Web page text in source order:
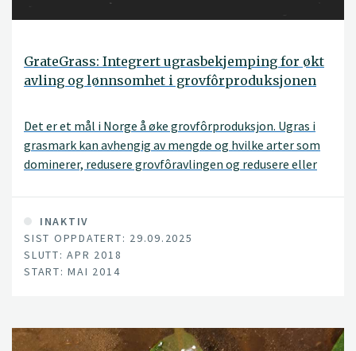
GrateGrass: Integrert ugrasbekjemping for økt
avling og lønnsomhet i grovfôrproduksjonen
Det er et mål i Norge å øke grovfôrproduksjon. Ugras i
grasmark kan avhengig av mengde og hvilke arter som
dominerer, redusere grovfôravlingen og redusere eller
er å utvikle integrerte ugrastiltak som opprettholder
høye grovfôravlinger med minst mulig bruk av
plantevernmidler. Hovedhypotesen er at
ugrasbekjempelse i fornyingsfasen reduserer på behovet
for plantevernmidler i de påfølgende engårene og vil
INAKTIV
SIST OPPDATERT: 29.09.2025
SLUTT: APR 2018
START: MAI 2014